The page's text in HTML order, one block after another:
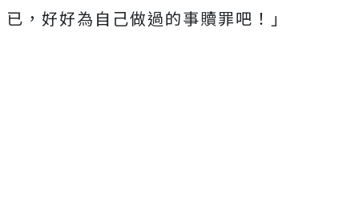
已，好好為自己做過的事贖罪吧！」